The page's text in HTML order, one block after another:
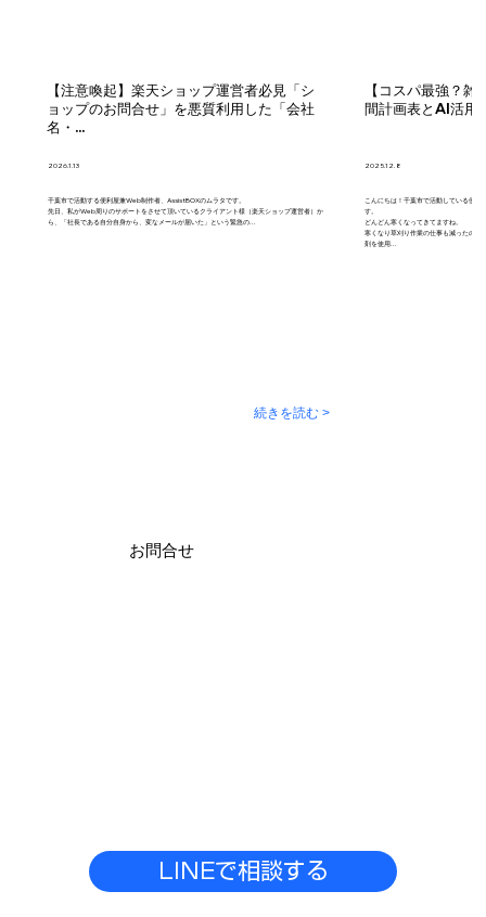
【注意喚起】楽天ショップ運営者必見「シ
ョップのお問合せ」を悪質利用した「会社
名・...
2026.1.13
千葉市で活動する便利屋兼Web制作者、AssistBOXのムラタです。
先日、私がWeb周りのサポートをさせて頂いているクライアント様（楽天ショップ運営者）か
ら、「社長である自分自身から、変なメールが届いた」という緊急の...
続きを読む >
【コスパ最強？
間計画表とAI活
2025.12.8
こんにちは！千葉市で活動している便
す。
どんどん寒くなってきてますね。
寒くなり草刈り作業の仕事も減ったので
剤を使用...
LINEで相談する
お問合せ